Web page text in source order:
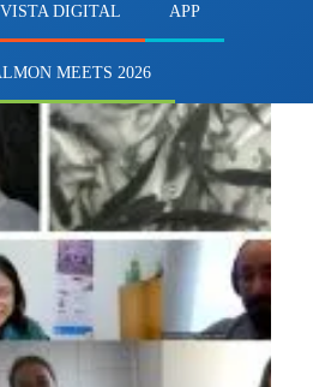
DIGITAL APP
MEETS 2026